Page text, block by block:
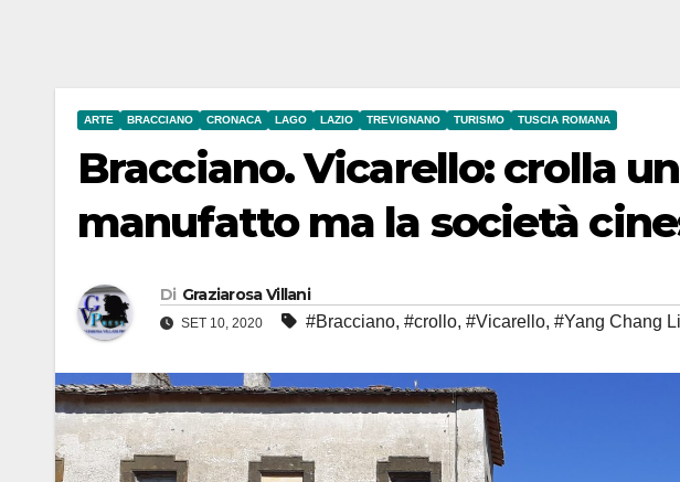
ARTE BRACCIANO CRONACA LAGO LAZIO TREVIGNANO TURISMO TUSCIA ROMANA
Bracciano. Vicarello: crolla
manufatto ma la società
Di Graziarosa Villani
SET 10, 2020 #Bracciano, #crollo, #Vicarello, #Yang Chang